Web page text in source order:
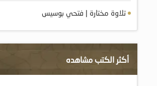
تلاوة مختارة | فتحي بوسيس
أكثر الكتب مشاهده